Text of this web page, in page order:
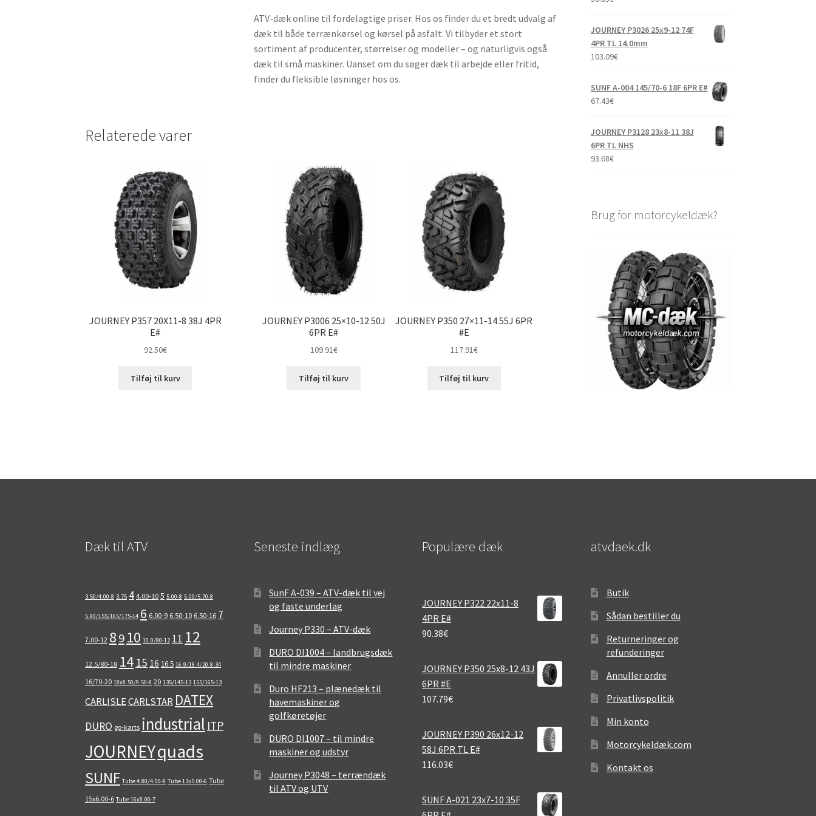
ATV-dæk online til fordelagtige priser. Hos os finder du et bredt udvalg af
dæk til både terrænkørsel og kørsel på asfalt. Vi tilbyder et stort
sortiment af producenter, størrelser og modeller – og naturligvis også
dæk til små maskiner. Uanset om du søger dæk til arbejde eller fritid,
finder du fleksible løsninger hos os.
Relaterede varer
JOURNEY P357 20X11-8 38J 4PR
E#
92.50€
Tilføj til kurv
JOURNEY P3006 25×10-12 50J
6PR E#
109.91€
Tilføj til kurv
JOURNEY P350 27×11-14 55J 6PR
#E
117.91€
Tilføj til kurv
JOURNEY P3026 25x9-12 74F
4PR TL 14.0mm
103.09€
SUNF A-004 145/70-6 18F 6PR E#
67.43€
JOURNEY P3128 23x8-11 38J
6PR TL NHS
93.68€
Brug for motorcykeldæk?
Dæk til ATV
3.50/4.00-8 3.75 4 4.00-10 5 5.00-8 5.00/5.70-8
5.90/155/165/175-14 6 6.00-9 6.50-10 6.50-16 7
7.00-12 8910 10.0/80-12 11 12
12.5/80-18 14 15 16 16.5 16.9/18.4/20.8-34
16/70-20 18x8.50/9.50-8 20 135/145-13 155/165-13
CARLISLECARLSTAR DATEX
DURO go-karts industrial ITP
JOURNEYquads
SUNF Tube 4.80/4.00-8 Tube 13x5.00-6 Tube
15x6.00-6 Tube 16x8.00-7
Seneste indlæg
SunF A-039 – ATV-dæk til vej
og faste underlag
Journey P330 – ATV-dæk
DURO DI1004 – landbrugsdæk
til mindre maskiner
Duro HF213 – plænedæk til
havemaskiner og
golfkøretøjer
DURO DI1007 – til mindre
maskiner og udstyr
Journey P3048 – terrændæk
til ATV og UTV
Populære dæk
JOURNEY P322 22x11-8
4PR E#
90.38€
JOURNEY P350 25x8-12 43J
6PR #E
107.79€
JOURNEY P390 26x12-12
58J 6PR TL E#
116.03€
SUNF A-021 23x7-10 35F
atvdaek.dk
Butik
Sådan bestiller du
Returneringer og
refunderinger
Annuller ordre
Privatlivspolitik
Min konto
Motorcykeldæk.com
Kontakt os